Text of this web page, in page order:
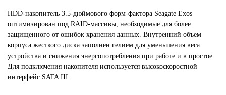
HDD-накопитель 3.5-дюймового форм-фактора Seagate Exos
оптимизирован под RAID-массивы, необходимые для более
защищенного от ошибок хранения данных. Внутренний объем
корпуса жесткого диска заполнен гелием для уменьшения веса
устройства и снижения энергопотребления при работе и в простое.
Для подключения накопителя используется высокоскоростной
интерфейс SATA III.